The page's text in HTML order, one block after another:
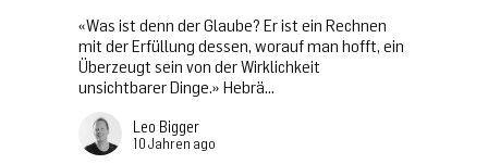
«Was ist denn der Glaube? Er ist ein Rechnen
mit der Erfüllung dessen, worauf man hofft, ein
Überzeugt sein von der Wirklichkeit
unsichtbarer Dinge.» Hebrä...
Leo Bigger
10 Jahren ago